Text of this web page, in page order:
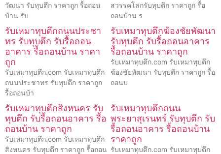
วัฒนา รับทุบตึก ราคาถูก รื้อถอน
บ้าน รับ
สวรรคโลกรับทุบตึก ราคาถูก รื้อ
ถอนบ้าน ร
รับเหมาทุบตึกถนนประชา
ทร รับทุบตึก รับรื้อถอน
อาคาร รื้อถอนบ้าน ราคา
ถูก
รับเหมาทุบตึก.com รับเหมาทุบตึก
ถนนประชาทร รับทุบตึก ราคาถูก
รื้อถอนบ้า
รับเหมาทุบตึกฆ้องชัยพัฒนา
รับทุบตึก รับรื้อถอนอาคาร
รื้อถอนบ้าน ราคาถูก
รับเหมาทุบตึก.com รับเหมาทุบตึก
ฆ้องชัยพัฒนา รับทุบตึก ราคาถูก รื้อ
ถอนบ
รับเหมาทุบตึกสิงหนคร รับ
ทุบตึก รับรื้อถอนอาคาร รื้อ
ถอนบ้าน ราคาถูก
รับเหมาทุบตึก.com รับเหมาทุบตึก
สิงหนคร รับทุบตึก ราคาถูก รื้อถอน
รับเหมาทุบตึกถนน
พระยาสุเรนทร์ รับทุบตึก รับ
รื้อถอนอาคาร รื้อถอนบ้าน
ราคาถูก
รับเหมาทุบตึก.com รับเหมาทุบตึก